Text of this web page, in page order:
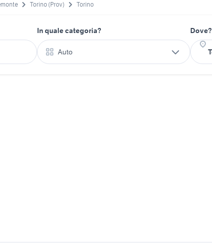
Torino (Prov) Torino
In quale categoria?
Auto
Dove?